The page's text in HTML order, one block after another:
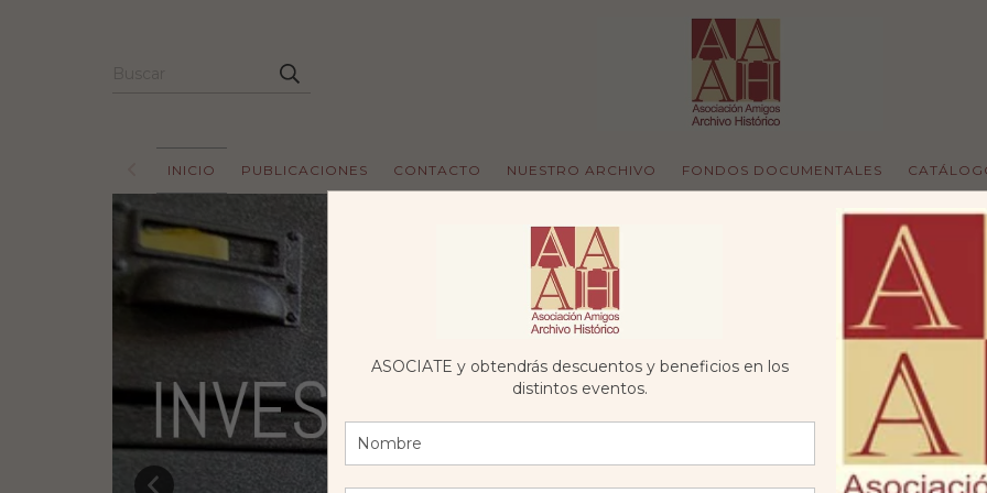
INICIO PUBLICACIONES CONTACTO NUESTRO ARCHIVO FONDOS DOCUMENTALES
ASOCIATE y obtendrás descuentos y beneficios en los
distintos eventos.